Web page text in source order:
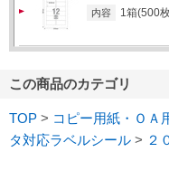
内容 1箱(500
この商品のカテゴリ
TOP > コピー用紙・ＯＡ
タ対応ラベルシール > ２